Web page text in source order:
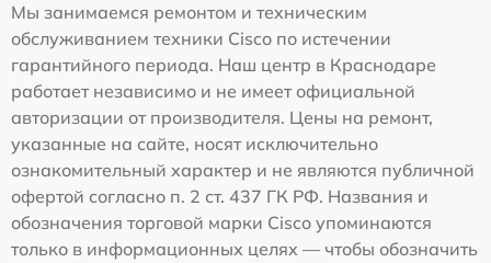
Мы занимаемся ремонтом и техническим
обслуживанием техники Cisco по истечении
гарантийного периода. Наш центр в Краснодаре
работает независимо и не имеет официальной
авторизации от производителя. Цены на ремонт,
указанные на сайте, носят исключительно
ознакомительный характер и не являются публичной
офертой согласно п. 2 ст. 437 ГК РФ. Названия и
обозначения торговой марки Cisco упоминаются
только в информационных целях — чтобы обозначить